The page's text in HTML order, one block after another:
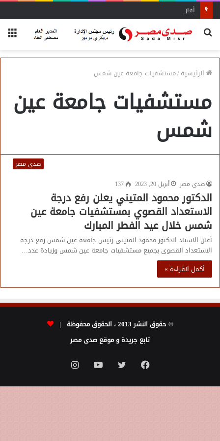
بحث
الرئيسية/مستشفيات جامعة عين شمس
مستشفيات جامعة عين
شمس
صدى مصر
صدى مصر
أبريل 20, 2023 137
الدكتور محمود المتيني يعلن رفع درجة
الاستعداد القصوي بمستشفيات جامعة عين
شمس خلال عيد الفطر المبارك
أعلن الاستاذ الدكتور محمود المتينى رئيس جامعة عين شمس رفع درجة
الاستعداد القصوى بجميع مستشفيات جامعة عين شمس وزيادة عدد…
أكمل القراءة »
© حقوق النشر 2013 ، الحقوق محفوظة |
تابع جريدة و موقع صدى مصر
فيسبوك تويتر يوتيوبانستقرام